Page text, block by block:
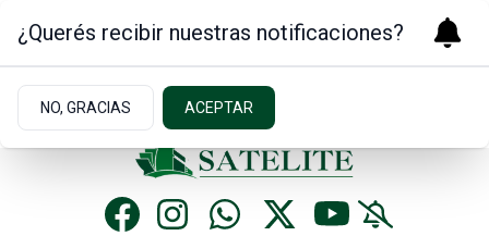
17.7ºc | Concordia, AR
¿Querés recibir nuestras notificaciones?
NO, GRACIAS ACEPTAR